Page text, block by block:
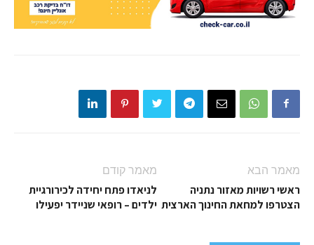
מאמר קודם
לניאדו פתח יחידה לכירורגיית
ילדים – רופאי שניידר יפעילו
מאמר הבא
ראשי רשויות מאזור נתניה
הצטרפו למחאת החינוך הארצית